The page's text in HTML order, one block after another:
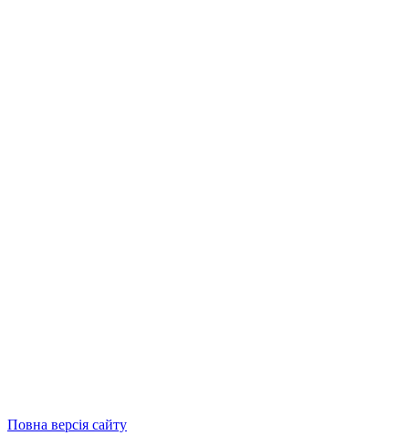
Повна версія сайту